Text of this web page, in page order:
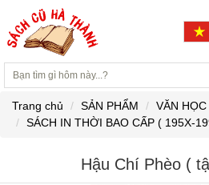
Trang chủ SẢN PHẨM
VĂN
SÁCH IN THỜI BAO CẤP ( 195X-
Hậu Chí Phèo (